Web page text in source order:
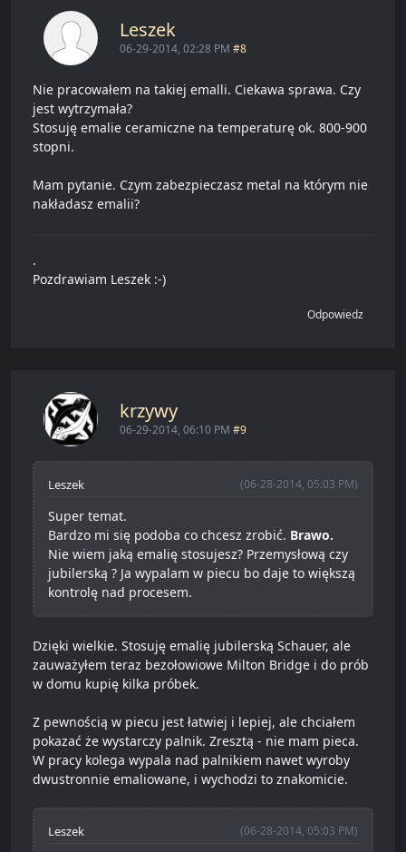
Leszek
06-29-2014, 02:28 PM #8
Nie pracowałem na takiej emalli. Ciekawa sprawa. Czy
jest wytrzymała?
Stosuję emalie ceramiczne na temperaturę ok. 800-900
stopni.
Mam pytanie. Czym zabezpieczasz metal na którym nie
nakładasz emalii?
.
Pozdrawiam Leszek :-)
Odpowiedz
krzywy
06-29-2014, 06:10 PM #9
(06-28-2014, 05:03 PM)
Leszek
Super temat.
Bardzo mi się podoba co chcesz zrobić. Brawo.
Nie wiem jaką emalię stosujesz? Przemysłową czy
jubilerską ? Ja wypalam w piecu bo daje to większą
kontrolę nad procesem.
Dzięki wielkie. Stosuję emalię jubilerską Schauer, ale
zauważyłem teraz bezołowiowe Milton Bridge i do prób
w domu kupię kilka próbek.
Z pewnością w piecu jest łatwiej i lepiej, ale chciałem
pokazać że wystarczy palnik. Zresztą - nie mam pieca.
W pracy kolega wypala nad palnikiem nawet wyroby
dwustronnie emaliowane, i wychodzi to znakomicie.
(06-28-2014, 05:03 PM)
Leszek